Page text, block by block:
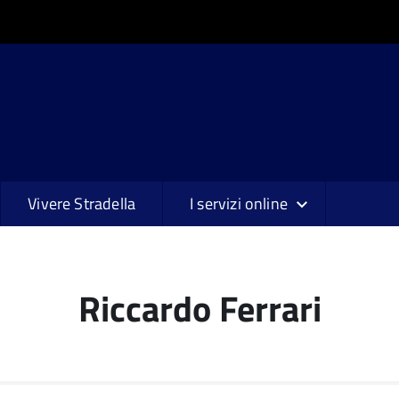
Vivere Stradella I servizi online
Riccardo Ferrari